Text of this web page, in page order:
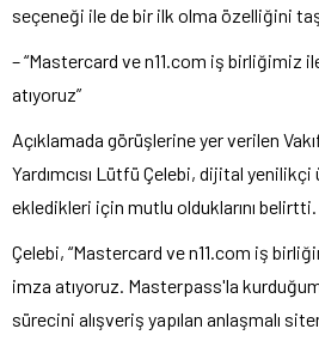
seçeneği ile de bir ilk olma özelliğini
– “Mastercard ve n11.com iş birliğimiz
atıyoruz”
Açıklamada görüşlerine yer verilen
Yardımcısı Lütfü Çelebi, dijital
ekledikleri için mutlu olduklarını belirtti.
Çelebi, “Mastercard ve n11.com iş
imza atıyoruz. Masterpass'la
sürecini alışveriş yapılan anlaşmalı